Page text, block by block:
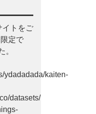
イトをご
定で
。
ydadadada/kaiten-
datasets/